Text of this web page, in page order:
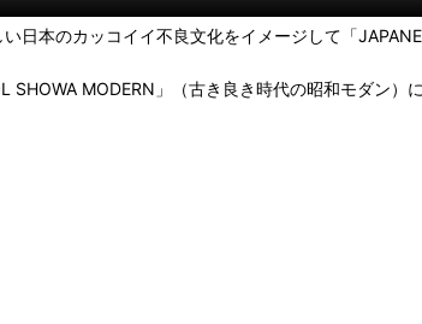
本のカッコイイ不良文化をイメージして「
MODERN」（古き良き時代の昭和モダン）